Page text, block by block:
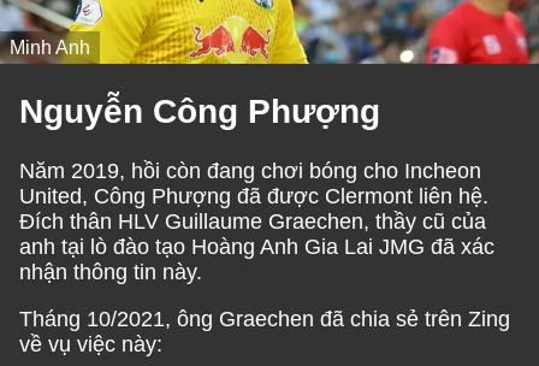
Minh Anh
Nguyễn Công Phượng
Năm 2019, hồi còn đang chơi bóng cho Incheon
United, Công Phượng đã được Clermont liên hệ.
Đích thân HLV Guillaume Graechen, thầy cũ của
anh tại lò đào tạo Hoàng Anh Gia Lai JMG đã xác
nhận thông tin này.
Tháng 10/2021, ông Graechen đã chia sẻ trên Zing
về vụ việc này: